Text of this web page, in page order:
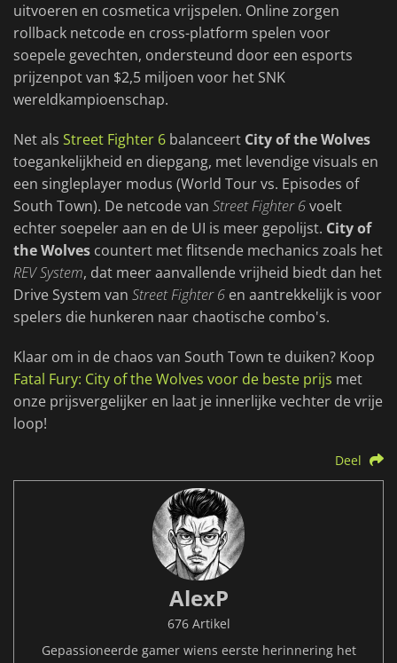
uitvoeren en cosmetica vrijspelen. Online zorgen
rollback netcode en cross-platform spelen voor
soepele gevechten, ondersteund door een esports
prijzenpot van $2,5 miljoen voor het SNK
wereldkampioenschap.
Net als Street Fighter 6 balanceert City of the Wolves
toegankelijkheid en diepgang, met levendige visuals en
een singleplayer modus (World Tour vs. Episodes of
South Town). De netcode van Street Fighter 6voelt
echter soepeler aan en de UI is meer gepolijst. City of
the Wolves countert met flitsende mechanics zoals het
REV System, dat meer aanvallende vrijheid biedt dan het
Drive System van Street Fighter 6 en aantrekkelijk is voor
spelers die hunkeren naar chaotische combo's.
Klaar om in de chaos van South Town te duiken? Koop
Fatal Fury: City of the Wolves voor de beste prijs met
onze prijsvergelijker en laat je innerlijke vechter de vrije
loop!
Deel
AlexP
676 Artikel
Gepassioneerde gamer wiens eerste herinnering het